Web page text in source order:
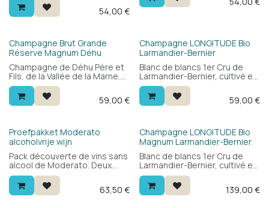
54,00 €
noir : fraise, fruits rouges et
Wine Spectator.
Champagne Brut Grande
Réserve Magnum Déhu
Champagne de Déhu Père et
Fils, de la Vallée de la Marne.
Principalement pinot meunier
avec une forte proportion de
vins de réserve : rond, fruité
et à table.
59,00 €
Bio
Champagne LONGITUDE Bio
Larmandier-Bernier
Blanc de blancs 1er Cru de
Larmandier-Bernier, cultivé en
biodynamie sur la Côte des
Blancs. 100% chardonnay de
Vertus, Cramant, Avize et
remarquable et d'une
longueur infinie. Extra brut.
59,00 €
Proefpakket Moderato
alcoholvrije wijn
Pack découverte de vins sans
alcool de Moderato. Deux
bouteilles de chaque : rouge,
blanc et pétillant. Sans alcool,
avec le goût d'un vrai vin — à
63,50 €
Bio
Champagne LONGITUDE Bio
Magnum Larmandier-Bernier
Blanc de blancs 1er Cru de
Larmandier-Bernier, cultivé en
biodynamie sur la Côte des
Blancs. 100% chardonnay de
Vertus, Cramant, Avize et139,00 €